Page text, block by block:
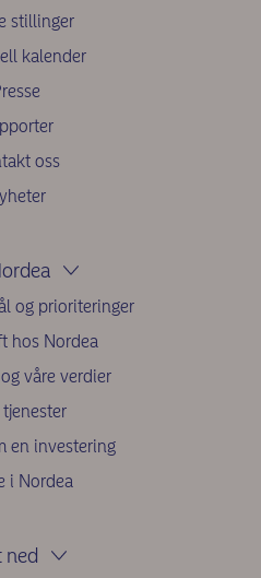
stillinger
kalender
oss
og prioriteringer
hos Nordea
våre verdier
tjenester
en investering
i Nordea
ned